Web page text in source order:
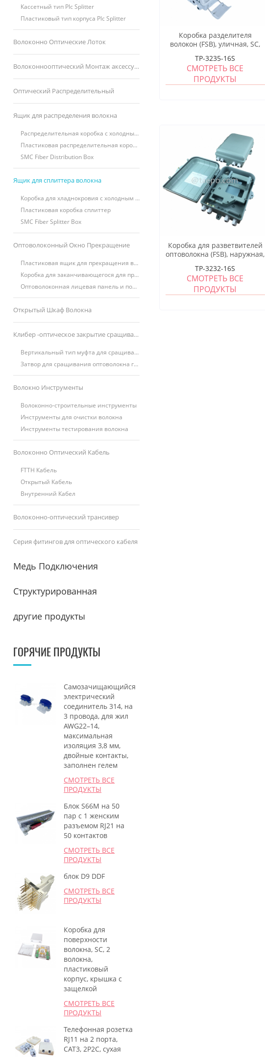
Кассетный тип Plc Splitter
Пластиковый тип корпуса Plc Splitter
Волоконно Оптические Лоток
Волоконнооптический Монтаж аксессуар
Оптический Распределительный
Ящик для распределения волокна
Распределительная коробка с холодным катящимся стальным волокном
Пластиковая распределительная коробка
SMC Fiber Distribution Box
Ящик для сплиттера волокна
Коробка для хладнокровия с холодным скарнутым волокном
Пластиковая коробка сплиттер
SMC Fiber Splitter Box
Оптоволоконный Окно Прекращение
Пластиковая ящик для прекращения волокна
Коробка для заканчивающегося для прокатного перемешивания
Оптоволоконная лицевая панель и поверхностная коробка
Открытый Шкаф Волокна
Клибер -оптическое закрытие сращивания
Вертикальный тип муфта для сращивания оптоволокна (FOSC)
Затвор для сращивания оптоволокна горизонтального типа (FOSC)
Волокно Инструменты
Волоконно-строительные инструменты
Инструменты для очистки волокна
Инструменты тестирования волокна
Волоконно Оптический Кабель
FTTH Кабель
Открытый Кабель
Внутренний Кабел
Волоконно-оптический трансивер
Серия фитингов для оптического кабеля
Медь Подключения
Структурированная
Кабельная
другие продукты
ГОРЯЧИЕ ПРОДУКТЫ
Самозачищающийся
электрический
соединитель 314, на
3 провода, для жил
AWG22–14,
максимальная
изоляция 3,8 мм,
двойные контакты,
заполнен гелем
СМОТРЕТЬ ВСЕ
ПРОДУКТЫ
Блок S66M на 50
пар с 1 женским
разъемом RJ21 на
50 контактов
СМОТРЕТЬ ВСЕ
ПРОДУКТЫ
блок D9 DDF
СМОТРЕТЬ ВСЕ
ПРОДУКТЫ
Коробка для
поверхности
волокна, SC, 2
волокна,
пластиковый
корпус, крышка с
защелкой
СМОТРЕТЬ ВСЕ
ПРОДУКТЫ
Телефонная розетка
RJ11 на 2 порта,
CAT3, 2P2C, сухая
Коробка разделителя
волокон (FSB), уличная, SC,
корпус
TP-3235-16S
СМОТРЕТЬ ВСЕ
ПРОДУКТЫ
Коробка для разветвителей
оптоволокна (FSB), наружная,
корпус
TP-3232-16S
СМОТРЕТЬ ВСЕ
ПРОДУКТЫ